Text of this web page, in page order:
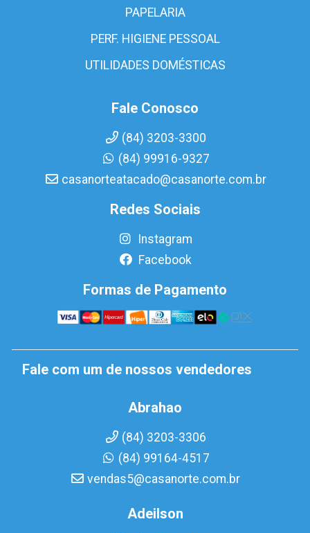
PAPELARIA
PERF. HIGIENE PESSOAL
UTILIDADES DOMÉSTICAS
Fale Conosco
(84) 3203-3300
(84) 99916-9327
casanorteatacado@casanorte.com.br
Redes Sociais
Instagram
Facebook
Formas de Pagamento
Fale com um de nossos vendedores
Abrahao
(84) 3203-3306
(84) 99164-4517
vendas5@casanorte.com.br
Adeilson